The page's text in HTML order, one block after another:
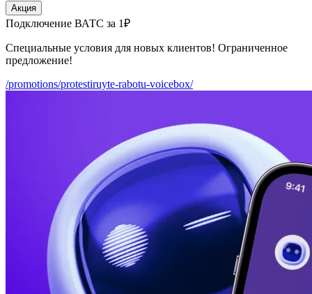
Акция
Подключение ВАТС за 1₽
Специальные условия для новых клиентов! Ограниченное
предложение!
/promotions/protestiruyte-rabotu-voicebox/